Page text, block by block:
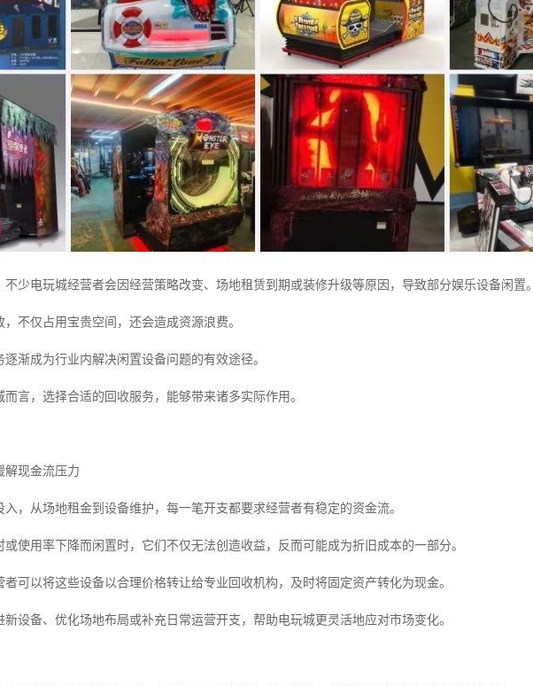
少电玩城经营者会因经营策略改变、场地租赁到期或装修升级等原因，导致部分娱乐设备闲置。
不仅占用宝贵空间，还会造成资源浪费。
逐渐成为行业内解决闲置设备问题的有效途径。
言，选择合适的回收服务，能够带来诸多实际作用。
解现金流压力
入，从场地租金到设备维护，每一笔开支都要求经营者有稳定的资金流。
或使用率下降而闲置时，它们不仅无法创造收益，反而可能成为折旧成本的一部分。
可以将这些设备以合理价格转让给专业回收机构，及时将固定资产转化为现金。
设备、优化场地布局或补充日常运营开支，帮助电玩城更灵活地应对市场变化。